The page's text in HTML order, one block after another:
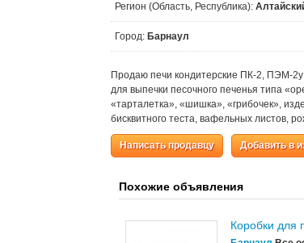
Регион (Область, Республика):
Город: Барнаул
Продаю печи кондитерские ПК-2, ПЭМ-2у
для выпечки песочного печенья типа
«тарталетка», «шишка», «грибочек»,
бисквитного теста, вафельных листов,
Написать продавцу Добавить в
Похожие объявления
Коробки для